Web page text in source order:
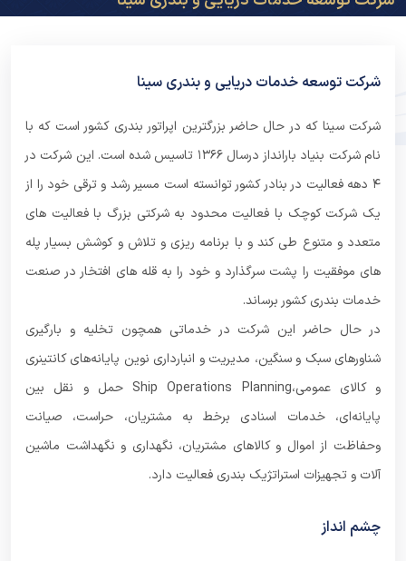
شرکت توسعه خدمات دریایی و بندری سینا
شرکت سینا که در حال حاضر بزرگترین اپراتور بندری کشور است که با
نام شرکت بنیاد بارانداز درسال ۱۳۶۶ تاسیس شده است. این شرکت در
۴ دهه فعالیت در بنادر کشور توانسته است مسیر رشد و ترقی خود را از
یک شرکت کوچک با فعالیت محدود به شرکتی بزرگ با فعالیت های
متعدد و متنوع طی کند و با برنامه ریزی و تلاش و کوشش بسیار پله
های موفقیت را پشت سرگذارد و خود را به قله های افتخار در صنعت
خدمات بندری کشور برساند.
در حال حاضر این شرکت در خدماتی همچون تخلیه و بارگیری
شناورهای سبک و سنگین، مدیریت و انبارداری نوین پایانه‌های کانتینری
و کالای عمومی،Ship Operations Planning حمل و نقل بین
پایانه‌ای، خدمات اسنادی برخط به مشتریان، حراست، صیانت
وحفاظت از اموال و کالاهای مشتریان، نگهداری و نگهداشت ماشین
آلات و تجهیزات استراتژیک بندری فعالیت دارد.
چشم انداز